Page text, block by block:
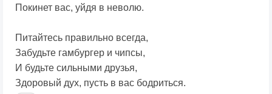
Покинет вас, уйдя в неволю.
Питайтесь правильно всегда,
Забудьте гамбургер и чипсы,
И будьте сильными друзья,
Здоровый дух, пусть в вас бодриться.